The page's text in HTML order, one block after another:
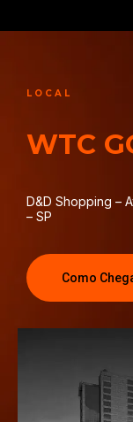
LOCAL
WTC
D&D Shopping –
– SP
Como